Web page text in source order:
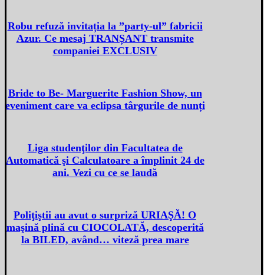
Robu refuză invitația la ”party-ul” fabricii
Azur. Ce mesaj TRANȘANT transmite
companiei EXCLUSIV
Bride to Be- Marguerite Fashion Show, un
eveniment care va eclipsa târgurile de nunți
Liga studenţilor din Facultatea de
Automatică şi Calculatoare a împlinit 24 de
ani. Vezi cu ce se laudă
Poliţiştii au avut o surpriză URIAŞĂ! O
maşină plină cu CIOCOLATĂ, descoperită
la BILED, având… viteză prea mare